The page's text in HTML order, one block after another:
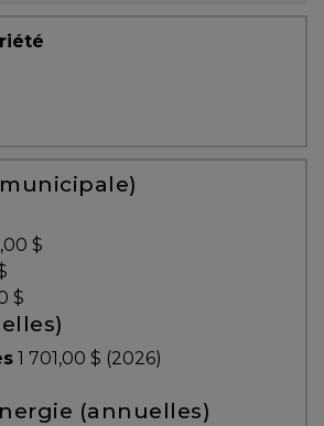
$
$
1 701,00 $ (2026)
(annuelles)